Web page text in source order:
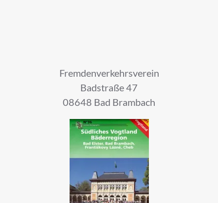
Fremdenverkehrsverein
Badstraße 47
08648 Bad Brambach